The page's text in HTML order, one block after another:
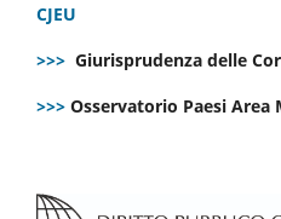
CJEU
>>> Giurisprudenza delle
>>> Osservatorio Paesi Area